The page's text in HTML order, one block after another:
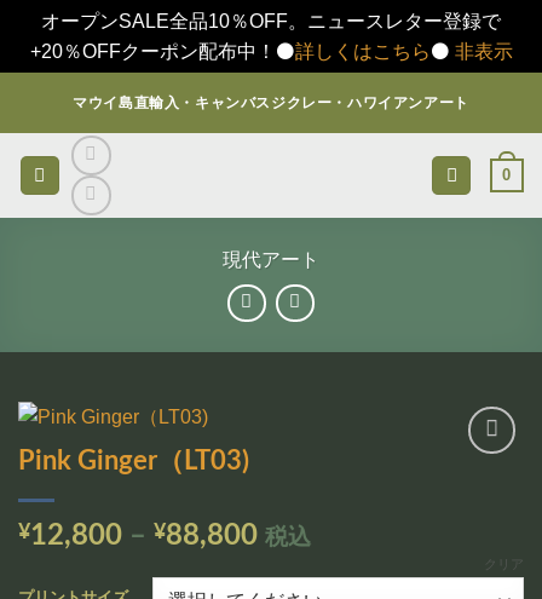
オープンSALE全品10％OFF。ニュースレター登録で
+20％OFFクーポン配布中！⚫️詳しくはこちら⚫️ 非表示
マウイ島直輸入・キャンバスジクレー・ハワイアンアート
0
現代アート
Pink Ginger（LT03)
¥12,800 – ¥88,800価
税込
クリア